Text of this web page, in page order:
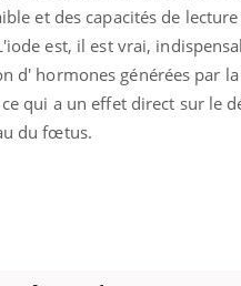
et des capacités de
est, il est vrai,
d' hormones générées par
qui a un effet direct sur ​​le
du fœtus.